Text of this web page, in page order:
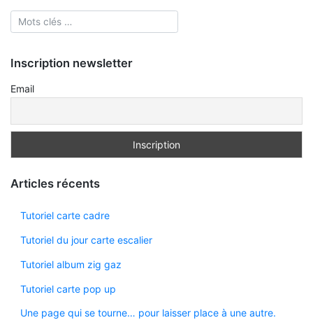
Inscription newsletter
Email
Articles récents
Tutoriel carte cadre
Tutoriel du jour carte escalier
Tutoriel album zig gaz
Tutoriel carte pop up
Une page qui se tourne… pour laisser place à une autre.